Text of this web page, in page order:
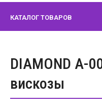
КАТАЛОГ ТОВАРОВ
DIAMOND A-
вискозы